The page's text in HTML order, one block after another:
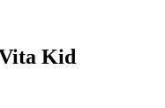
Kid